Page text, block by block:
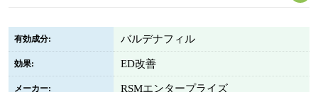
有効成分: バルデナフィル
効果: ED改善
メーカー: RSMエンタープライズ